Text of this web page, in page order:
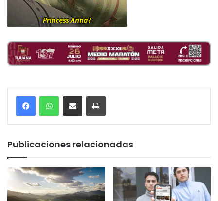
Compartir por correo electrónicoImprimir
Publicaciones relacionadas